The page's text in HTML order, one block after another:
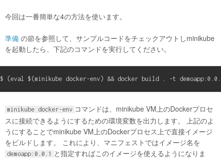
今回は一番簡単な4の方法を使います。
準備 の節を参照して、サンプルコードをチェックアウトしminikube
を起動したら、下記のコマンドを実行してください。
minikube docker-env コマンドは、minikube VM上のDockerプロセ
スに接続できるようにするための環境変数を出力します。 上記のよ
うにすることでminikube VM上のDockerプロセス上で直接イメージ
をビルドします。 これにより、マニフェストではイメージ名を
demoapp:0.0.1 と指定すればこのイメージを使えるようになりま